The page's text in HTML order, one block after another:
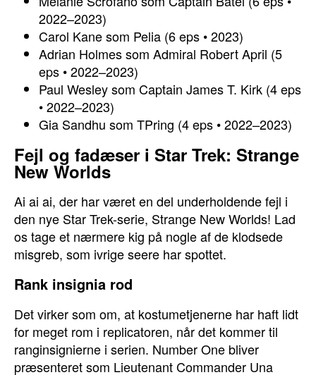
2022–2023)
Carol Kane som Pelia (6 eps • 2023)
Adrian Holmes som Admiral Robert April (5
eps • 2022–2023)
Paul Wesley som Captain James T. Kirk (4 eps
• 2022–2023)
Gia Sandhu som TPring (4 eps • 2022–2023)
Fejl og fadæser i Star Trek: Strange
New Worlds
Ai ai ai, der har været en del underholdende fejl i
den nye Star Trek-serie, Strange New Worlds! Lad
os tage et nærmere kig på nogle af de klodsede
misgreb, som ivrige seere har spottet.
Rank insignia rod
Det virker som om, at kostumetjenerne har haft lidt
for meget rom i replicatoren, når det kommer til
ranginsignierne i serien. Number One bliver
præsenteret som Lieutenant Commander Una